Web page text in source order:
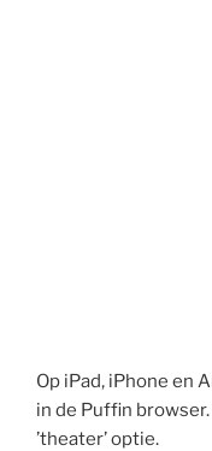
Op iPad, iPhone en
in de Puffin
’theater’ optie.